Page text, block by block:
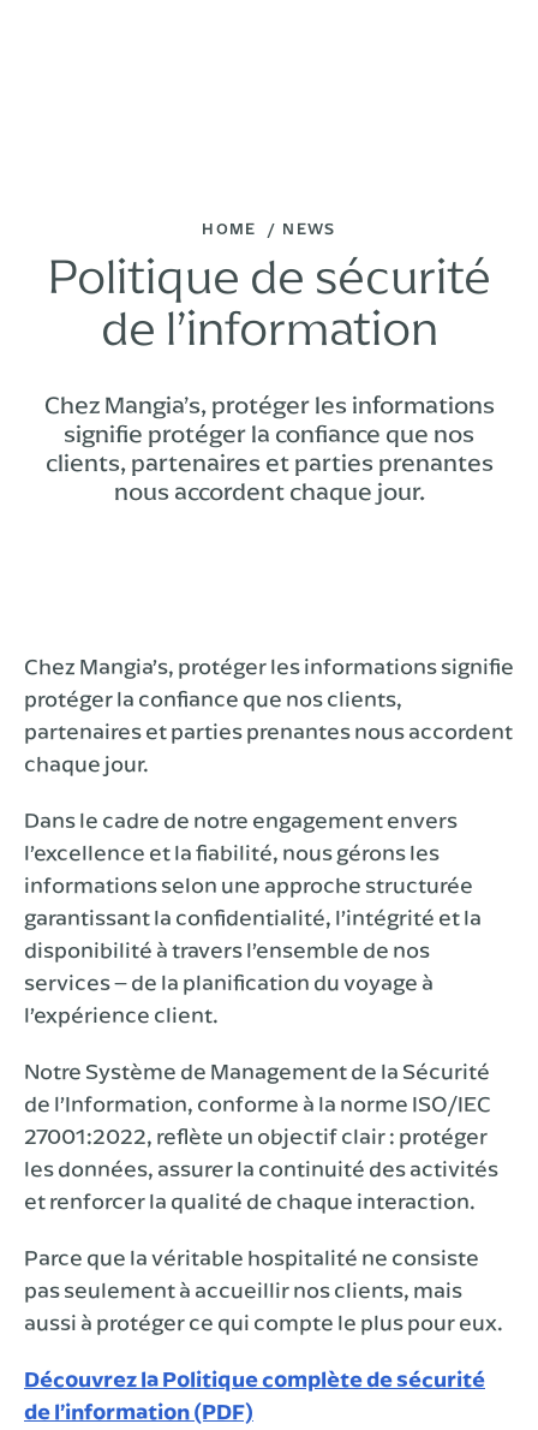
HOME NEWS
Politique de sécurité
de l’information
Chez Mangia’s, protéger les informations
signifie protéger la confiance que nos
clients, partenaires et parties prenantes
nous accordent chaque jour.
Chez Mangia’s, protéger les informations signifie
protéger la confiance que nos clients,
partenaires et parties prenantes nous accordent
chaque jour.
Dans le cadre de notre engagement envers
l’excellence et la fiabilité, nous gérons les
informations selon une approche structurée
garantissant la confidentialité, l’intégrité et la
disponibilité à travers l’ensemble de nos
services – de la planification du voyage à
l’expérience client.
Notre Système de Management de la Sécurité
de l’Information, conforme à la norme ISO/IEC
27001:2022, reflète un objectif clair : protéger
les données, assurer la continuité des activités
et renforcer la qualité de chaque interaction.
Parce que la véritable hospitalité ne consiste
pas seulement à accueillir nos clients, mais
aussi à protéger ce qui compte le plus pour eux.
Découvrez la Politique complète de sécurité
de l’information (PDF)